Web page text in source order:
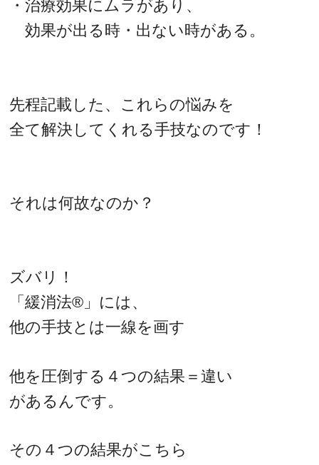
・治療効果にムラがあり、
効果が出る時・出ない時がある。
先程記載した、これらの悩みを
全て解決してくれる手技なのです！
それは何故なのか？
ズバリ！
「緩消法®」には、
他の手技とは一線を画す
他を圧倒する４つの結果＝違い
があるんです。
その４つの結果がこちら